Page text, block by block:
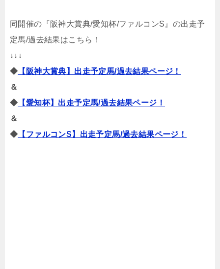
同開催の『阪神大賞典/愛知杯/ファルコンS』の出走予
定馬/過去結果はこちら！
↓↓↓
◆ 【阪神大賞典】出走予定馬/過去結果ページ！
＆
◆ 【愛知杯】出走予定馬/過去結果ページ！
＆
◆ 【ファルコンS】出走予定馬/過去結果ページ！